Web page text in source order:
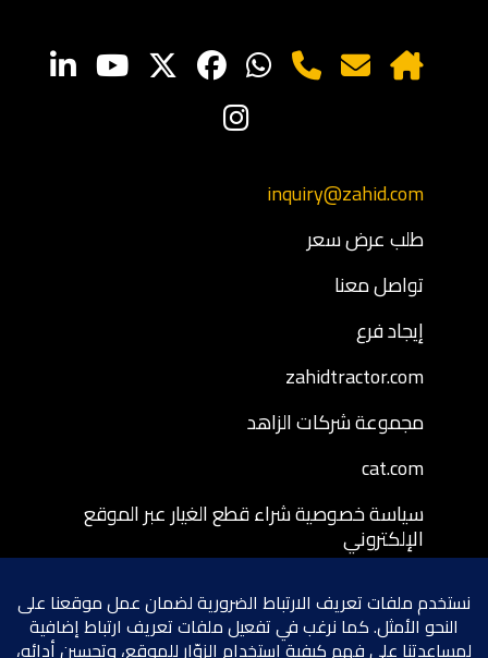
inquiry@zahid.com
طلب عرض سعر
تواصل معنا
إيجاد فرع
zahidtractor.com
مجموعة شركات الزاهد
cat.com
سياسة خصوصية شراء قطع الغيار عبر الموقع
الإلكتروني
الإلكتروني